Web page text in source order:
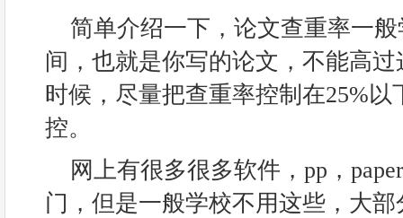
简单介绍一下，论文查重率一
间，也就是你写的论文，不能高
时候，尽量把查重率控制在25%
控。
网上有很多很多软件，pp，
门，但是一般学校不用这些，大